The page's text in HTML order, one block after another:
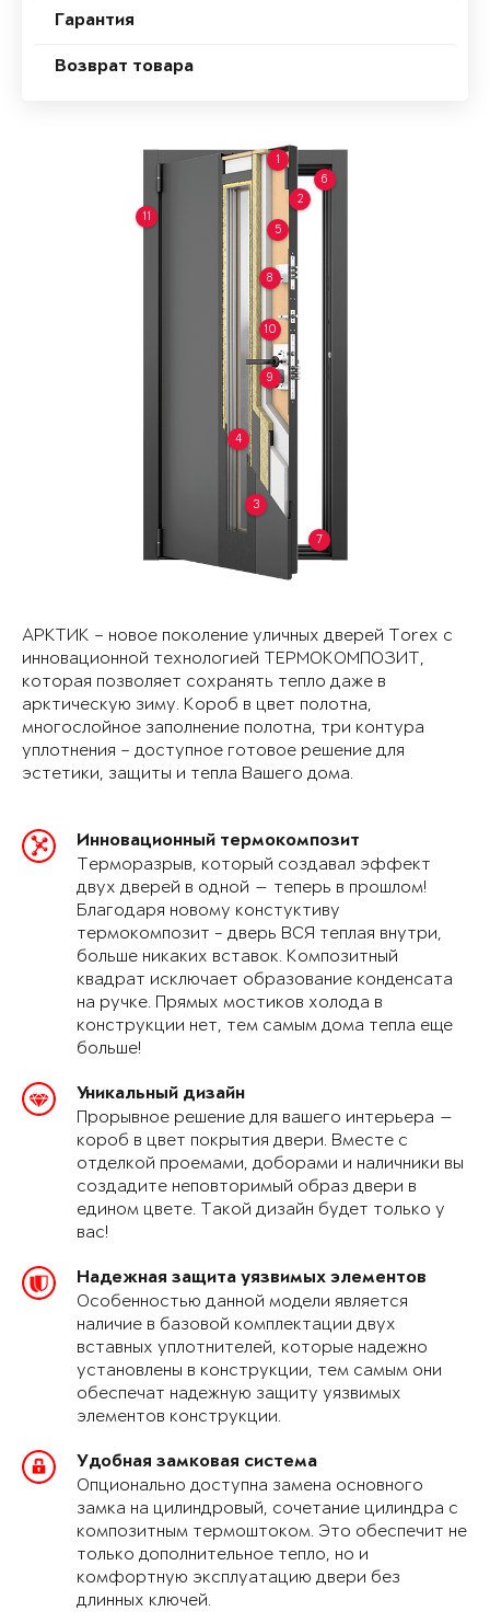
Гарантия
Возврат товара
1
2
3
4
5
6
7
8
9
10
11
АРКТИК – новое поколение уличных дверей Torex с
инновационной технологией ТЕРМОКОМПОЗИТ,
которая позволяет сохранять тепло даже в
арктическую зиму. Короб в цвет полотна,
многослойное заполнение полотна, три контура
уплотнения – доступное готовое решение для
эстетики, защиты и тепла Вашего дома.
Инновационный термокомпозит
Терморазрыв, который создавал эффект
двух дверей в одной — теперь в прошлом!
Благодаря новому констуктиву
термокомпозит - дверь ВСЯ теплая внутри,
больше никаких вставок. Композитный
квадрат исключает образование конденсата
на ручке. Прямых мостиков холода в
конструкции нет, тем самым дома тепла еще
больше!
Уникальный дизайн
Прорывное решение для вашего интерьера —
короб в цвет покрытия двери. Вместе с
отделкой проемами, доборами и наличники вы
создадите неповторимый образ двери в
едином цвете. Такой дизайн будет только у
вас!
Надежная защита уязвимых элементов
Особенностью данной модели является
наличие в базовой комплектации двух
вставных уплотнителей, которые надежно
установлены в конструкции, тем самым они
обеспечат надежную защиту уязвимых
элементов конструкции.
Удобная замковая система
Опционально доступна замена основного
замка на цилиндровый, сочетание цилиндра с
композитным термоштоком. Это обеспечит не
только дополнительное тепло, но и
комфортную эксплуатацию двери без
длинных ключей.